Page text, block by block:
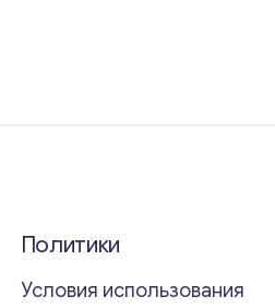
Политики
Условия использования